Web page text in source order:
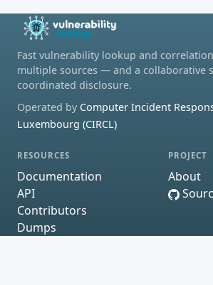
Fast vulnerability lookup and
multiple sources — and a collaborative
coordinated disclosure.
Operated by Computer Incident
Luxembourg (CIRCL)
RESOURCES
Documentation
API
Contributors
Dumps
PROJECT
About